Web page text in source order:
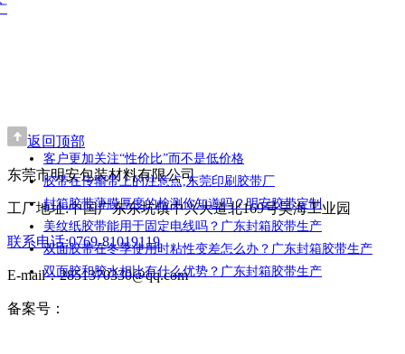
客户更加关注“性价比”而不是低价格
胶带在传输带上的注意点,东莞印刷胶带厂
封箱胶带薄膜厚度的检测你知道吗？明安胶带定制
美纹纸胶带能用于固定电线吗？广东封箱胶带生产
双面胶带在冬季使用时粘性变差怎么办？广东封箱胶带生产
双面胶和胶水相比有什么优势？广东封箱胶带生产
返回顶部
东莞市明安包装材料有限公司
工厂地址:中国广东东坑镇中兴大道北169号昊海工业园
联系电话:0769-81019119
E-mail：2851370330@qq.com
备案号：